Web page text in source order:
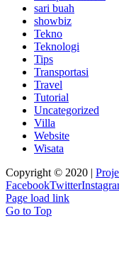
sari buah
showbiz
Tekno
Teknologi
Tips
Transportasi
Travel
Tutorial
Uncategorized
Villa
Website
Wisata
Copyright © 2020 |
FacebookTwitter
Page load link
Go to Top